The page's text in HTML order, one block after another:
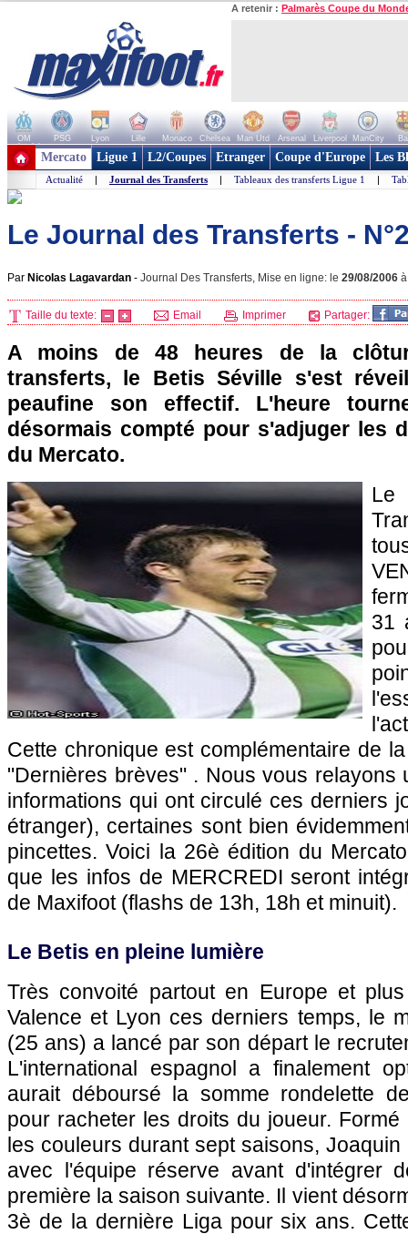
A retenir : Palmarès Coupe du
OM PSG Lyon Lille Monaco Chelsea Man Utd Arsenal Liverpool ManCity
+ de clubs
Mercato Ligue 1 L2/Coupes Etranger Coupe d'Europe Les
Actualité | Journal des Transferts | Tableaux des transferts Ligue 1 |
Le Journal des Transferts -
Par Nicolas Lagavardan - Journal Des Transferts, Mise en ligne: le 29/08/2006
Taille du texte: Email Imprimer Partager:
A moins de 48 heures de la
transferts, le Betis Séville s'est
peaufine son effectif. L'heure
désormais compté pour s'adjuger les
du Mercato.
31
Cette chronique est complémentaire de
"Dernières brèves" . Nous vous relayons
informations qui ont circulé ces derniers
étranger), certaines sont bien
pincettes. Voici la 26è édition du
que les infos de MERCREDI seront
de Maxifoot (flashs de 13h, 18h et minuit).
Le Betis en pleine lumière
Très convoité partout en Europe et
Valence et Lyon ces derniers temps, le
(25 ans) a lancé par son départ le
L'international espagnol a finalement
aurait déboursé la somme rondelette
pour racheter les droits du joueur.
les couleurs durant sept saisons,
avec l'équipe réserve avant d'intégrer
première la saison suivante. Il vient
3è de la dernière Liga pour six ans.